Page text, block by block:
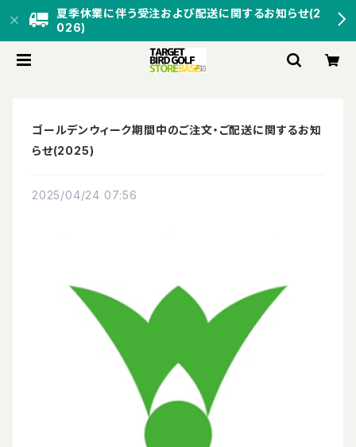
夏季休業に伴う受注および配送に関するお知らせ(2
026)
ゴールデンウィーク期間中のご注文・ご配送に関するお知
らせ(2025)
2025/04/24 07:56